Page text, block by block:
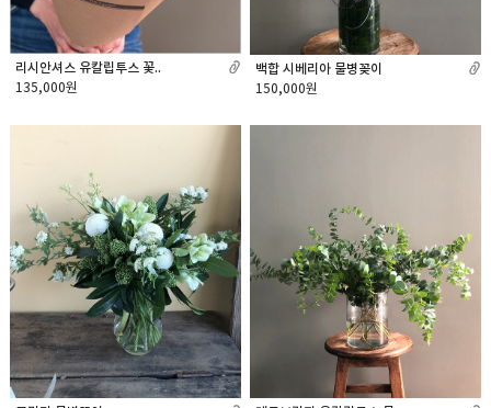
리시안셔스 유칼립투스 꽃..
135,000원
백합 시베리아 물병꽂이
150,000원